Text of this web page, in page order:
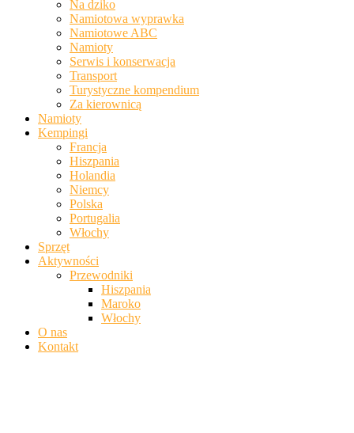
Na dziko
Namiotowa wyprawka
Namiotowe ABC
Namioty
Serwis i konserwacja
Transport
Turystyczne kompendium
Za kierownicą
Namioty
Kempingi
Francja
Hiszpania
Holandia
Niemcy
Polska
Portugalia
Włochy
Sprzęt
Aktywności
Przewodniki
Hiszpania
Maroko
Włochy
O nas
Kontakt